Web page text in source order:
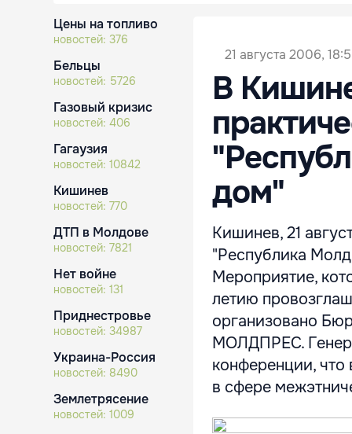
Цены на топливо
новостей: 376
Бельцы
новостей: 5726
Газовый кризис
новостей: 406
Гагаузия
новостей: 10842
Кишинев
новостей: 770
ДТП в Молдове
новостей: 7821
Нет войне
новостей: 131
Приднестровье
новостей: 34987
Украина-Россия
новостей: 8490
Землетрясение
новостей: 1009
21 августа 2006,
В
дом"
Кишинев, 21
"Республика
Мероприятие,
летию
организовано
МОЛДПРЕС.
конференции, что
в сфере